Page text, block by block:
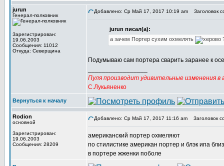
jurun
Генерал-полковник
Зарегистрирован:
19.06.2003
Сообщения: 11012
Откуда: Северщина
Добавлено: Ср Май 17, 2017 10:19 am Заголовок
jurun писал(а):
а зачем Портер сухим охмелять
Подумываю сам портера сварить заранее к
Пуля производит удивительные изменения в
С.Лукьяненко
Вернуться к началу
Rodion
основной
Зарегистрирован:
19.06.2003
Сообщения: 28209
Добавлено: Ср Май 17, 2017 11:16 am Заголовок
американский портер охмеляют
по стилистике американ портер и блэк ипа
в портере жженки поболе